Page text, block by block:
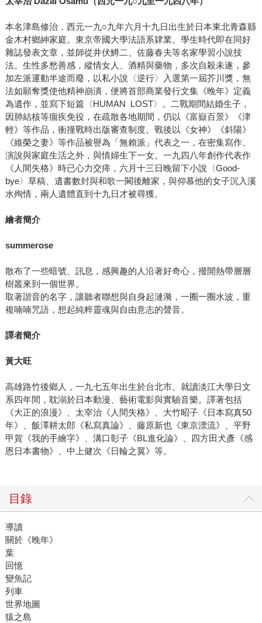
本名津島修治，西元一九○九年六月十九日出生於日本東北青森縣
金木村鄉紳家庭。東京帝國大學法語系肄業。學生時代即在同好
雜誌發表文章，並師從井伏鱒二、佐藤春夫等名家學習小說技
法。生性多愁善感，縱情女人、酒精與藥物，多次自殺未遂，參
加左派運動半途而廢，以私小說〈逆行〉入選第一屆芥川獎，無
法如願奪獎使他精神崩潰，便將首部商業發行文集《晚年》定義
為遺作，並寫下短篇〈HUMAN LOST〉。二戰期間結婚生子，
因肺結核等痼疾免役，在疏散各地期間，仍以《富嶽百景》《津
輕》等作品，衝撞戰時出版審查制度。戰後以《女神》《斜陽》
《維榮之妻》等作品被譽為「無賴派」代表之一，在密集寫作、
演說與家庭生活之外，與情婦生下一女。一九四八年創作代表作
《人間失格》時已心力交瘁，六月十三日晚留下小說〈Good-
bye〉草稿、遺書數封與和歌一闕後離家，與仰慕他的女子沉入溪
水殉情，兩人遺體直到十九日才被尋獲。
繪者簡介
summerose
散布了一些暗號、訊息，感興趣的人沿著好奇心，撥開熱帶層層
樹叢來到一個世界。
取著諧音的名字，讓聽者聯想與自身起漣漪，一圈一圈水波，重
複喃喃咒語，想起純粹靈魂與自由意志的聲音。
譯者簡介
黃大旺
高雄路竹後鄉人，一九七五年出生於台北市。就讀淡江大學日文
系四年間，耽溺於日本動漫、藝術電影與實驗音樂。譯著包括
《大正的浪漫》、太宰治《人間失格》、大竹昭子《日本寫真50
年》、飯澤耕太郎《私寫真論》、藤原新也《東京漂流》、平野
甲賀《我的手繪字》、溝口彰子《BL進化論》、四方田犬彥《感
恩日本書物》、中上健次《日輪之翼》等。
目錄
導讀
關於《晚年》
葉
回憶
變魚記
列車
世界地圖
猿之島